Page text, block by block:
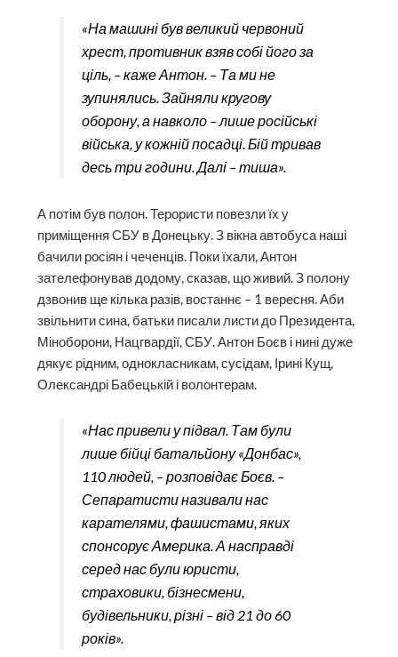
«На машині був великий червоний
хрест, противник взяв собі його за
ціль, – каже Антон. – Та ми не
зупинялись. Зайняли кругову
оборону, а навколо – лише російські
війська, у кожній посадці. Бій тривав
десь три години. Далі – тиша».
А потім був полон. Терористи повезли їх у
приміщення СБУ в Донецьку. З вікна автобуса наші
бачили росіян і чеченців. Поки їхали, Антон
зателефонував додому, сказав, що живий. З полону
дзвонив ще кілька разів, востаннє – 1 вересня. Аби
звільнити сина, батьки писали листи до Президента,
Міноборони, Нацгвардії, СБУ. Антон Боєв і нині дуже
дякує рідним, однокласникам, сусідам, Ірині Кущ,
Олександрі Бабецькій і волонтерам.
«Нас привели у підвал. Там були
лише бійці батальйону «Донбас»,
110 людей, – розповідає Боєв. –
Сепаратисти називали нас
карателями, фашистами, яких
спонсорує Америка. А насправді
серед нас були юристи,
страховики, бізнесмени,
будівельники, різні – від 21 до 60
років».